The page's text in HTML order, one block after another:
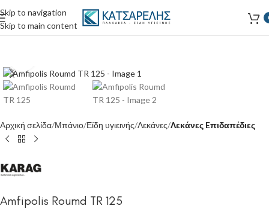
Skip to navigation
Skip to main content
Αρχική σελίδα Μπάνιο Είδη υγιεινής Λεκάνες Λεκάνες Eπιδαπέδιες
Amfipolis Roumd TR 125